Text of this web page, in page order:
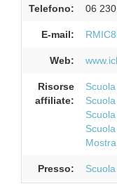
Telefono: 06
E-mail:
Web:
Risorse
affiliate:
Presso: